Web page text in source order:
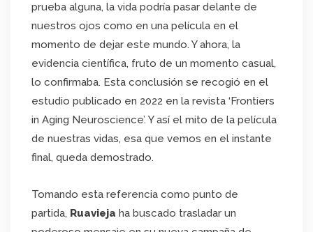
prueba alguna, la vida podría pasar delante de
nuestros ojos como en una película en el
momento de dejar este mundo. Y ahora, la
evidencia científica, fruto de un momento casual,
lo confirmaba. Esta conclusión se recogió en el
estudio publicado en 2022 en la revista ‘Frontiers
in Aging Neuroscience’. Y así el mito de la película
de nuestras vidas, esa que vemos en el instante
final, queda demostrado.
Tomando esta referencia como punto de
partida, Ruavieja ha buscado trasladar un